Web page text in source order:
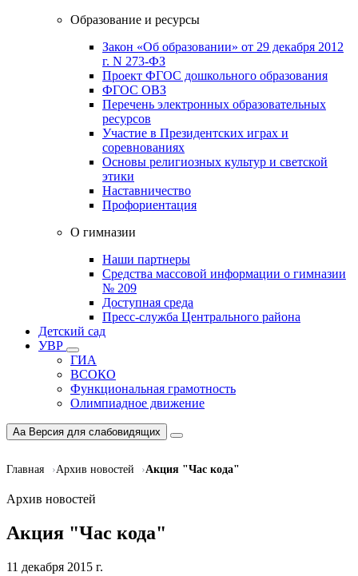
Образование и ресурсы
Закон «Об образовании» от 29 декабря 2012
г. N 273-ФЗ
Проект ФГОС дошкольного образования
ФГОС ОВЗ
Перечень электронных образовательных
ресурсов
Участие в Президентских играх и
соревнованиях
Основы религиозных культур и светской
этики
Наставничество
Профориентация
О гимназии
Наши партнеры
Средства массовой информации о гимназии
№ 209
Доступная среда
Пресс-служба Центрального района
Детский сад
УВР
ГИА
ВСОКО
Функциональная грамотность
Олимпиадное движение
Aa Версия для слабовидящих
Главная Архив новостей Акция "Час кода"
Архив новостей
Акция "Час кода"
11 декабря 2015 г.